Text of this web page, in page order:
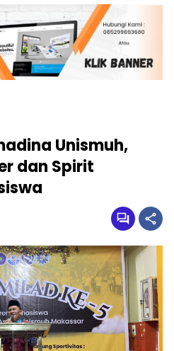
Unismuh,
dan Spirit